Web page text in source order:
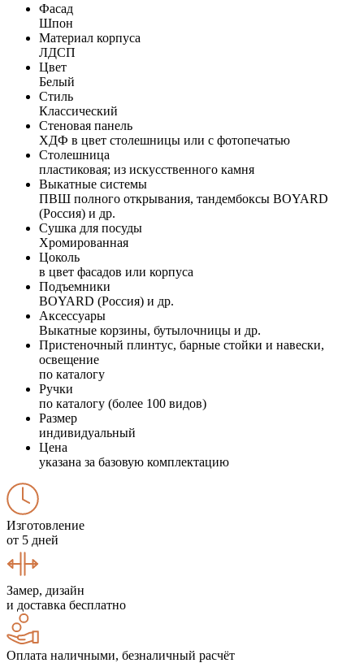
Фасад
Шпон
Материал корпуса
ЛДСП
Цвет
Белый
Стиль
Классический
Стеновая панель
ХДФ в цвет столешницы или с фотопечатью
Столешница
пластиковая; из искусственного камня
Выкатные системы
ПВШ полного открывания, тандембоксы BOYARD
(Россия) и др.
Сушка для посуды
Хромированная
Цоколь
в цвет фасадов или корпуса
Подъемники
BOYARD (Россия) и др.
Аксессуары
Выкатные корзины, бутылочницы и др.
Пристеночный плинтус, барные стойки и навески,
освещение
по каталогу
Ручки
по каталогу (более 100 видов)
Размер
индивидуальный
Цена
указана за базовую комплектацию
Изготовление
от 5 дней
Замер, дизайн
и доставка бесплатно
Оплата наличными, безналичный расчёт